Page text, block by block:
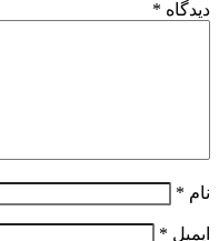
دیدگاه *
نام *
ایمیل *